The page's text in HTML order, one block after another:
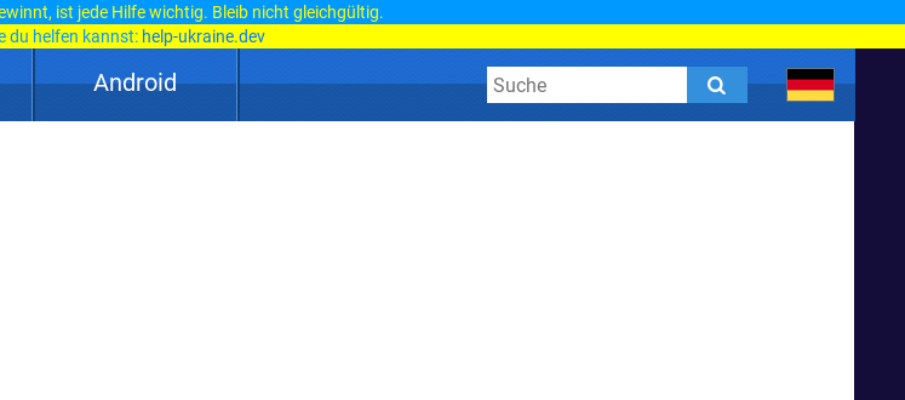
ist jede Hilfe wichtig. Bleib nicht gleichgültig.
du helfen kannst: help-ukraine.dev
Android